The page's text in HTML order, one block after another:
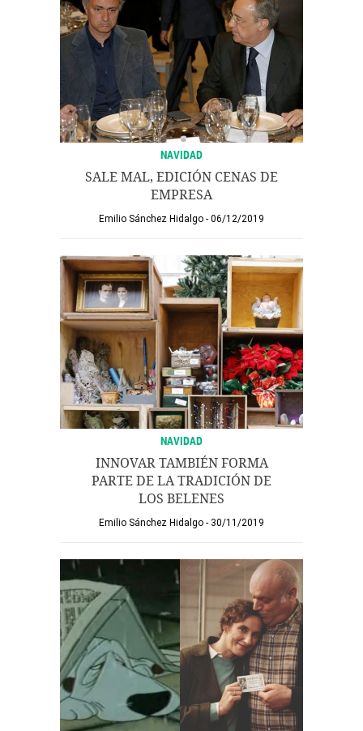
NAVIDAD
SALE MAL, EDICIÓN CENAS DE
EMPRESA
Emilio Sánchez Hidalgo 06/12/2019
NAVIDAD
INNOVAR TAMBIÉN FORMA
PARTE DE LA TRADICIÓN DE
LOS BELENES
Emilio Sánchez Hidalgo 30/11/2019